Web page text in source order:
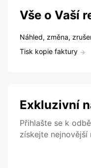
Vše o Vaší
Náhled, změna,
Tisk kopie faktury
Exkluzivní
Přihlašte se k
získejte nejnovější